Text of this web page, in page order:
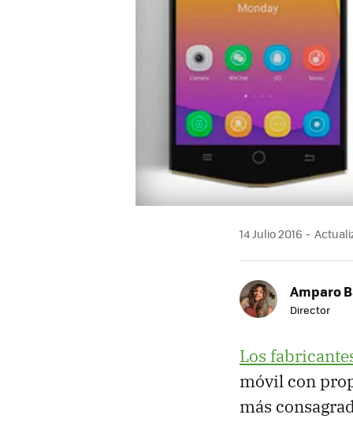
14 Julio 2016
Amparo
Director
Los
móvil con
más